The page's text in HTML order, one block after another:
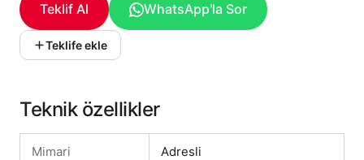
Teklif Al WhatsApp'la Sor
Teklife ekle
Teknik özellikler
Mimari Adresli